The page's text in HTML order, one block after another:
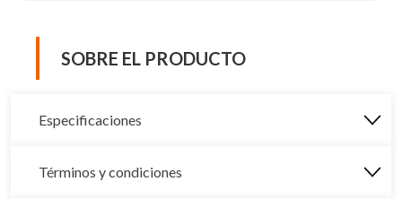
SOBRE EL PRODUCTO
Especificaciones
Términos y condiciones